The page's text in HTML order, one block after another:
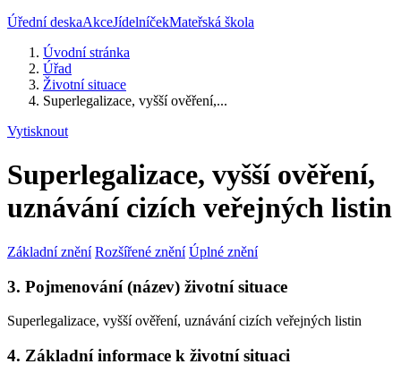
Úřední deskaAkceJídelníčekMateřská škola
Úvodní stránka
Úřad
Životní situace
Superlegalizace, vyšší ověření,...
Vytisknout
Superlegalizace, vyšší ověření,
uznávání cizích veřejných listin
Základní znění Rozšířené znění Úplné znění
3. Pojmenování (název) životní situace
Superlegalizace, vyšší ověření, uznávání cizích veřejných listin
4. Základní informace k životní situaci